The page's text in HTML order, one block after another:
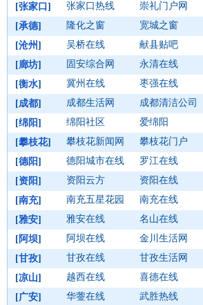
[张家口 ] 张家口热线 崇礼门户网
[承德] 隆化之窗 宽城之窗
[沧州] 吴桥在线 献县贴吧
[廊坊] 固安综合网 永清在线
[衡水] 冀州在线 枣强在线
[成都] 成都生活网 成都清洁公司
[绵阳] 绵阳社区 爱绵阳
[攀枝花] 攀枝花新闻网 攀枝花门户
[德阳] 德阳城市在线 罗江在线
[资阳] 资阳云方 资阳在线
[南充] 南充五星花园 南充在线
[雅安] 雅安在线 名山在线
[阿坝] 阿坝在线 金川生活网
[甘孜] 甘孜在线 甘孜生活网
[凉山] 越西在线 喜德在线
[广安] 华蓥在线 武胜热线